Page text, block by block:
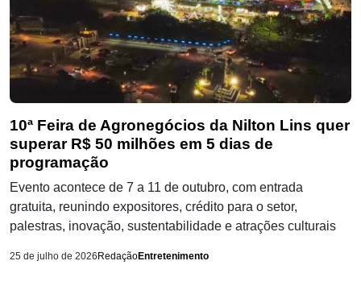
10ª Feira de Agronegócios da Nilton Lins quer
superar R$ 50 milhões em 5 dias de
programação
Evento acontece de 7 a 11 de outubro, com entrada
gratuita, reunindo expositores, crédito para o setor,
palestras, inovação, sustentabilidade e atrações culturais
25 de julho de 2026 RedaçãoEntretenimento